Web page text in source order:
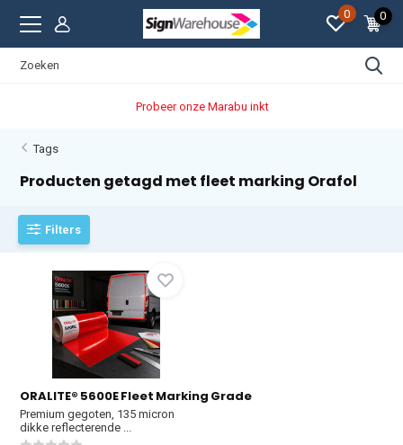
0 0
Probeer onze Marabu inkt
Tags
Producten getagd met fleet marking Orafol
Filters
ORALITE® 5600E Fleet Marking Grade
Premium gegoten, 135 micron
dikke reflecterende ...